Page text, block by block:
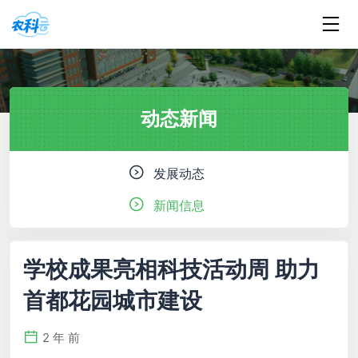
动态新闻
发展动态
新闻信息
学校成果亮相科技活动周 助力
首都花园城市建设
2 年 前